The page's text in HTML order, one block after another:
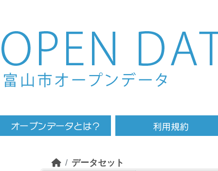
Skip to main content
データセット